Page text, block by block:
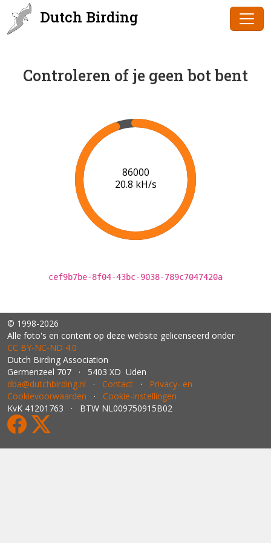
Dutch Birding
Controleren of je geen bot bent
87000
20.8 kH/s
cef9b7be-8f04-43bc-9038-789c7047420a
© 1998-2026
Alle foto's en content op deze website gelicenseerd onder
CC BY‑NC‑ND 4.0
Dutch Birding Association
Germenzeel 707 · 5403 XD Uden
dba@dutchbirding.nl · Contact · Privacy- en
Cookievoorwaarden · Cookie-instellingen
KvK 41201763 · BTW NL009750915B02